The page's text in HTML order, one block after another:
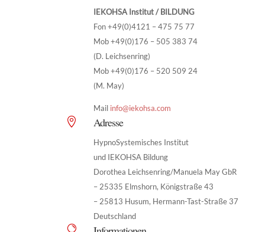
IEKOHSA Institut / BILDUNG
Fon +49(0)4121 – 475 75 77
Mob +49(0)176 – 505 383 74
(D. Leichsenring)
Mob +49(0)176 – 520 509 24
(M. May)
Mail info@iekohsa.com
 Adresse
HypnoSystemisches Institut
und IEKOHSA Bildung
Dorothea Leichsenring/Manuela May GbR
– 25335 Elmshorn, Königstraße 43
– 25813 Husum, Hermann-Tast-Straße 37
Deutschland